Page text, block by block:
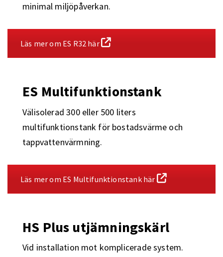
minimal miljöpåverkan.
Läs mer om ES R32 här
ES Multifunktionstank
Välisolerad 300 eller 500 liters
multifunktionstank för bostadsvärme och
tappvattenvärmning.
Läs mer om ES Multifunktionstank här
HS Plus utjämningskärl
Vid installation mot komplicerade system.